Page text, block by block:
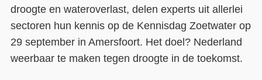
droogte en wateroverlast, delen experts uit allerlei
sectoren hun kennis op de Kennisdag Zoetwater op
29 september in Amersfoort. Het doel? Nederland
weerbaar te maken tegen droogte in de toekomst.